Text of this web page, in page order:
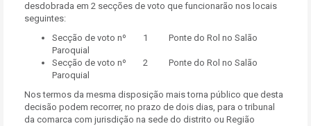
desdobrada em 2 secções de voto que funcionarão nos locais
seguintes:
Secção de voto nº 1 Ponte do Rol no Salão
Paroquial
Secção de voto nº 2 Ponte do Rol no Salão
Paroquial
Nos termos da mesma disposição mais torna público que desta
decisão podem recorrer, no prazo de dois dias, para o tribunal
da comarca com jurisdição na sede do distrito ou Região